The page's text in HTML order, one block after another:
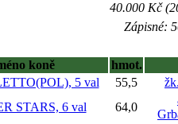
40.000 Kč
Zápisné:
koně
hmot.
5 val 55,5
STARS, 6 val 64,0